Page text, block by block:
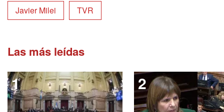
Javier Milei TVR
Las más leídas